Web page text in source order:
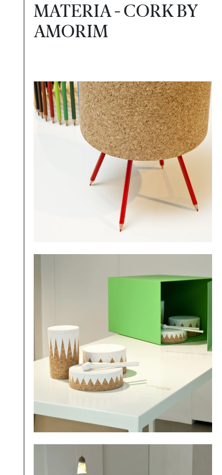
MATERIA - CORK BY
AMORIM